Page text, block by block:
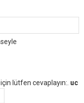
lütfen cevaplayın:. uc